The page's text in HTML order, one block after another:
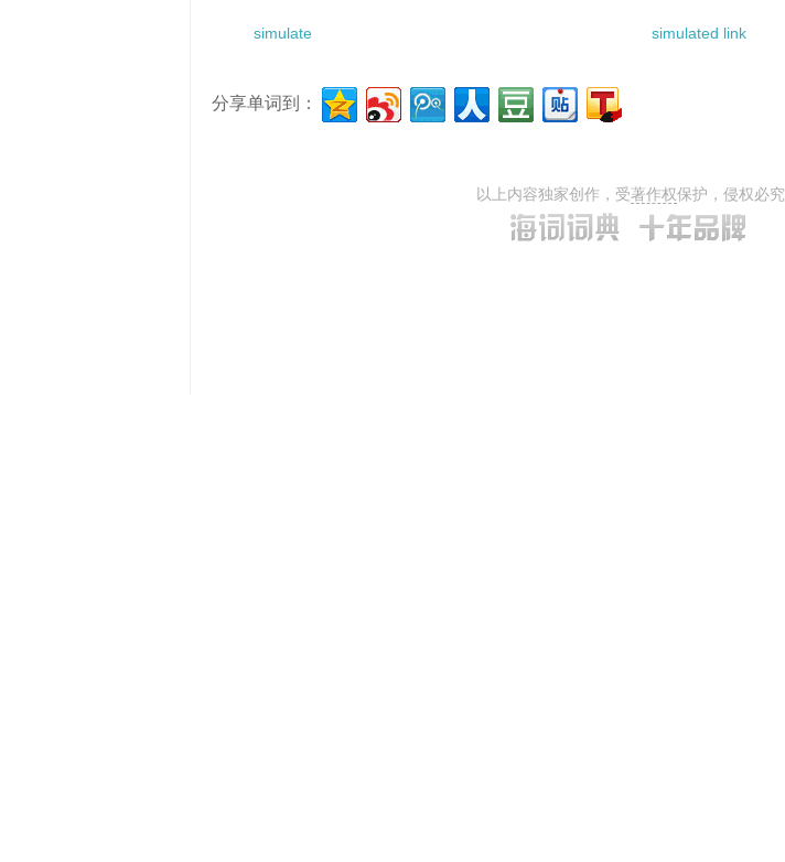
simulate simulated link
分享单词到：
以上内容独家创作，受著作权保护，侵权必究